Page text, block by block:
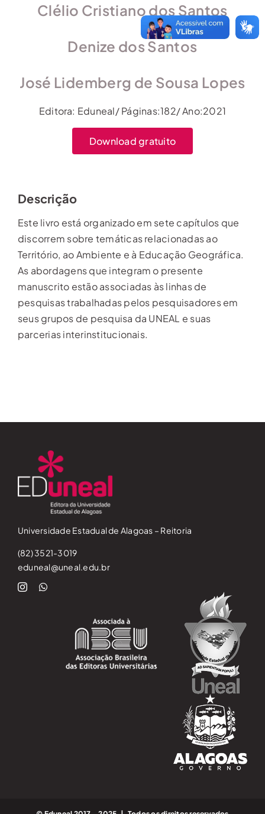
Clélio Cristiano dos Santos
Denize dos Santos
José Lidemberg de Sousa Lopes
Editora: Eduneal/ Páginas:182/ Ano:2021
Download gratuito
Descrição
Este livro está organizado em sete capítulos que
discorrem sobre temáticas relacionadas ao
Território, ao Ambiente e à Educação Geográfica.
As abordagens que integram o presente
manuscrito estão associadas às linhas de
pesquisas trabalhadas pelos pesquisadores em
seus grupos de pesquisa da UNEAL e suas
parcerias interinstitucionais.
Universidade Estadual de Alagoas – Reitoria
(82) 3521-3019
eduneal@uneal.edu.br